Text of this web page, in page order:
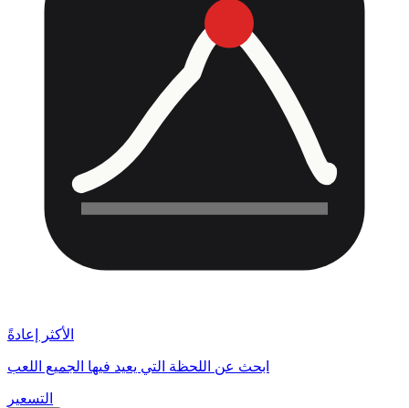
الأكثر إعادةً
ابحث عن اللحظة التي يعيد فيها الجميع اللعب
التسعير